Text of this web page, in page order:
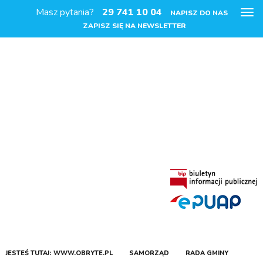
Masz pytania? 29 741 10 04
NAPISZ DO NAS
ZAPISZ SIĘ NA NEWSLETTER
JESTEŚ TUTAJ: WWW.OBRYTE.PL SAMORZĄD
RADA GMINY